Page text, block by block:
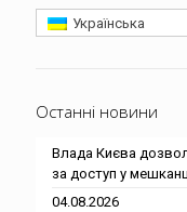
Українська
Останні новини
Влада Києва
за доступ у
04.08.2026